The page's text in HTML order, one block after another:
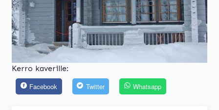
Kerro kaverille:
Facebook
Twitter Whatsapp